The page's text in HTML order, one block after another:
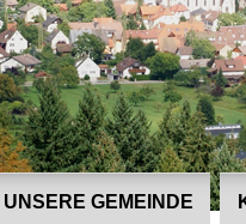
UNSERE GEMEINDE